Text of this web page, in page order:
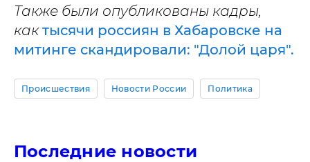
Также были опубликованы кадры,
кактысячи россиян в Хабаровске на
митинге скандировали: "Долой царя".
Происшествия Новости России Политика
Последние новости